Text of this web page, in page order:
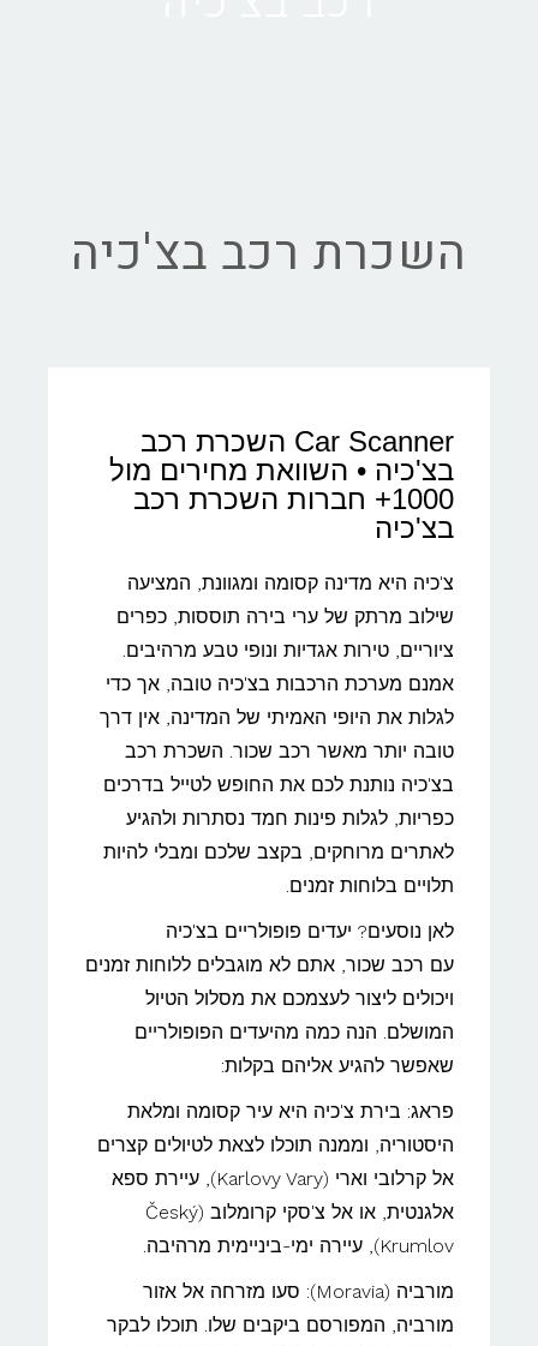
השכרת רכב בצ'כיה
Car Scanner השכרת רכב
בצ'כיה • השוואת מחירים מול
1000+ חברות השכרת רכב
בצ'כיה
צ'כיה היא מדינה קסומה ומגוונת, המציעה
שילוב מרתק של ערי בירה תוססות, כפרים
ציוריים, טירות אגדיות ונופי טבע מרהיבים.
אמנם מערכת הרכבות בצ'כיה טובה, אך כדי
לגלות את היופי האמיתי של המדינה, אין דרך
טובה יותר מאשר רכב שכור. השכרת רכב
בצ'כיה נותנת לכם את החופש לטייל בדרכים
כפריות, לגלות פינות חמד נסתרות ולהגיע
לאתרים מרוחקים, בקצב שלכם ומבלי להיות
תלויים בלוחות זמנים.
לאן נוסעים? יעדים פופולריים בצ'כיה
עם רכב שכור, אתם לא מוגבלים ללוחות זמנים
ויכולים ליצור לעצמכם את מסלול הטיול
המושלם. הנה כמה מהיעדים הפופולריים
שאפשר להגיע אליהם בקלות:
פראג: בירת צ'כיה היא עיר קסומה ומלאת
היסטוריה, וממנה תוכלו לצאת לטיולים קצרים
אל קרלובי וארי (Karlovy Vary), עיירת ספא
אלגנטית, או אל צ'סקי קרומלוב (Český
Krumlov), עיירה ימי-ביניימית מרהיבה.
מורביה (Moravia): סעו מזרחה אל אזור
מורביה, המפורסם ביקבים שלו. תוכלו לבקר